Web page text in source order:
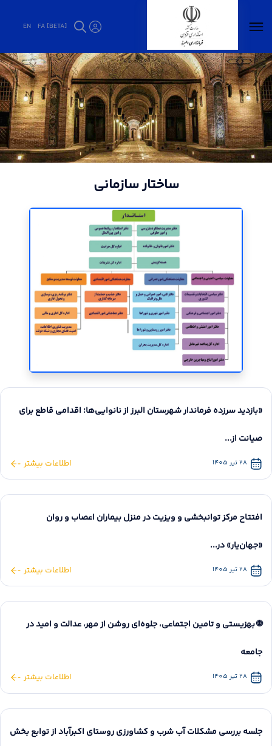
FA [BETA]
EN
سازمانی - فرمانداری البرز
ساختار سازمانی
«بازدید سرزده فرماندار شهرستان البرز از نانوایی‌ها؛ اقدامی قاطع برای
صیانت از...
28 تیر 1405 اطلاعات بیشتر
افتتاح مرکز توانبخشی و ویزیت در منزل بیماران اعصاب و روان
«جهان‌یار» در...
28 تیر 1405 اطلاعات بیشتر
🌐 بهزیستی و تامین اجتماعی، جلوه‌ای روشن از مهر، عدالت و امید در
جامعه
28 تیر 1405 اطلاعات بیشتر
جلسه بررسی مشکلات آب شرب و کشاورزی روستای اکبرآباد از توابع بخش